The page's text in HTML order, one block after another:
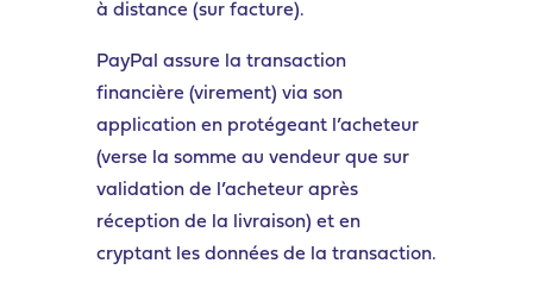
à distance (sur facture).
PayPal assure la transaction
financière (virement) via son
application en protégeant l’acheteur
(verse la somme au vendeur que sur
validation de l’acheteur après
réception de la livraison) et en
cryptant les données de la transaction.